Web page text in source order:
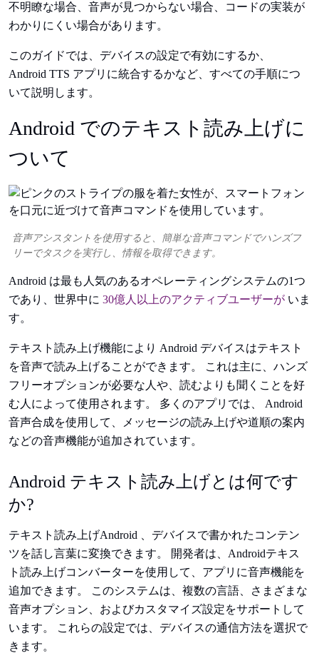
不明瞭な場合、音声が見つからない場合、コードの実装が
わかりにくい場合があります。
このガイドでは、デバイスの設定で有効にするか、
Android TTS アプリに統合するかなど、すべての手順につ
いて説明します。
Android でのテキスト読み上げに
ついて
音声アシスタントを使用すると、簡単な音声コマンドでハンズフ
リーでタスクを実行し、情報を取得できます。
Android は最も人気のあるオペレーティングシステムの1つ
であり、世界中に 30億人以上のアクティブユーザーが いま
す。
テキスト読み上げ機能により Android デバイスはテキスト
を音声で読み上げることができます。 これは主に、ハンズ
フリーオプションが必要な人や、読むよりも聞くことを好
む人によって使用されます。 多くのアプリでは、 Android
音声合成を使用して、メッセージの読み上げや道順の案内
などの音声機能が追加されています。
Android テキスト読み上げとは何です
か?
テキスト読み上げAndroid 、デバイスで書かれたコンテン
ツを話し言葉に変換できます。 開発者は、Androidテキス
ト読み上げコンバーターを使用して、アプリに音声機能を
追加できます。 このシステムは、複数の言語、さまざまな
音声オプション、およびカスタマイズ設定をサポートして
います。 これらの設定では、デバイスの通信方法を選択で
きます。